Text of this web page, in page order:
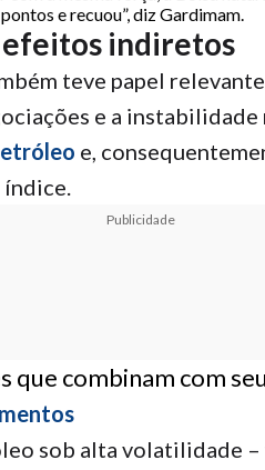
e recuou”, diz Gardimam.
indiretos
teve papel
e a
e,
índice.
Publicidade
que combinam com
sob alta volatilidade